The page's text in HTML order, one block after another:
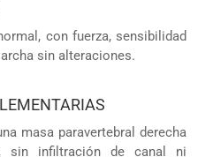
con fuerza, sensibilidad
sin alteraciones.
masa paravertebral derecha
sin infiltración de canal ni